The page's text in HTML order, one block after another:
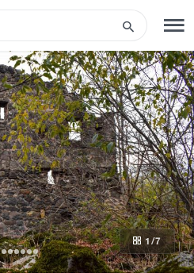
შესვლა
1 /7